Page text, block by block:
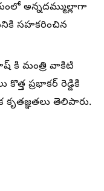
అన్నదమ్ముల్లాగా
సహకరించిన
కి మంత్రి వాకిటి
ప్రభాకర్ రెడ్డికి
తెలిపారు.